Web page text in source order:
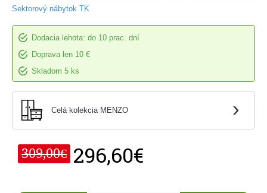
Sektorový nábytok TK
Dodacia lehota: do 10 prac. dní
Doprava len 10 €
Skladom 5 ks
Celá kolekcia MENZO ›
309,00€ 296,60€